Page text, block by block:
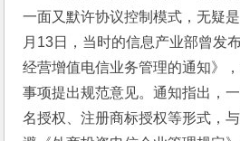
一面又默许协议控制模式，无疑
月13日，当时的信息产业部曾发
经营增值电信业务管理的通知》
事项提出规范意见。通知指出，
名授权、注册商标授权等形式，